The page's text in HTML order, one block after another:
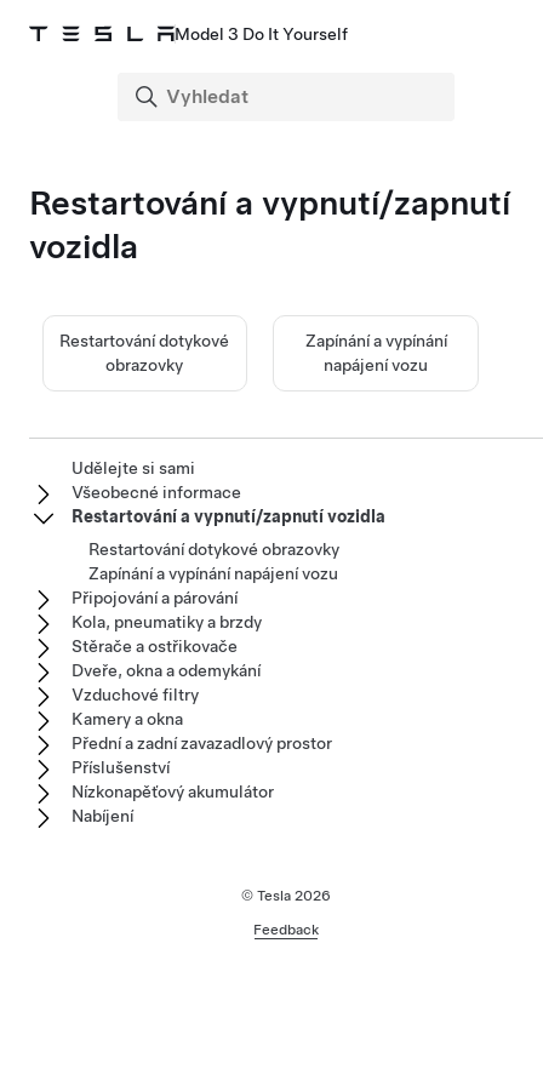
Model 3 Do It Yourself
Restartování a vypnutí/zapnutí
vozidla
Restartování dotykové
obrazovky
Zapínání a vypínání
napájení vozu
Udělejte si sami
Všeobecné informace
Restartování a vypnutí/zapnutí vozidla
Restartování dotykové obrazovky
Zapínání a vypínání napájení vozu
Připojování a párování
Kola, pneumatiky a brzdy
Stěrače a ostřikovače
Dveře, okna a odemykání
Vzduchové filtry
Kamery a okna
Přední a zadní zavazadlový prostor
Příslušenství
Nízkonapěťový akumulátor
Nabíjení
© Tesla 2026
Feedback